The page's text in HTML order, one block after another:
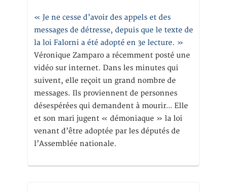
« Je ne cesse d’avoir des appels et des
messages de détresse, depuis que le texte de
la loi Falorni a été adopté en 3e lecture. »
Véronique Zamparo a récemment posté une
vidéo sur internet. Dans les minutes qui
suivent, elle reçoit un grand nombre de
messages. Ils proviennent de personnes
désespérées qui demandent à mourir… Elle
et son mari jugent « démoniaque » la loi
venant d’être adoptée par les députés de
l’Assemblée nationale.